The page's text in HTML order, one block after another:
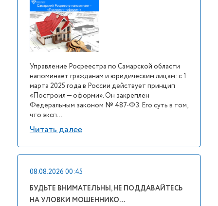
Управление Росреестра по Самарской области
напоминает гражданам и юридическим лицам: с 1
марта 2025 года в России действует принцип
«Построил — оформи». Он закреплен
Федеральным законом № 487-ФЗ. Его суть в том,
что эксп...
Читать далее
08.08.2026 00:45
БУДЬТЕ ВНИМАТЕЛЬНЫ, НЕ ПОДДАВАЙТЕСЬ
НА УЛОВКИ МОШЕННИКО…